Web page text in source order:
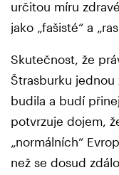
určitou míru
jako „fašisté“ a
Skutečnost, že
Štrasburku
budila a budí
potvrzuje dojem,
„normálních“
než se dosud